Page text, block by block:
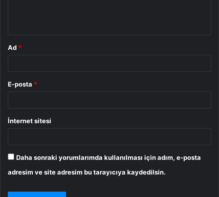
Ad *
E-posta *
İnternet sitesi
Daha sonraki yorumlarımda kullanılması için adım, e-posta
adresim ve site adresim bu tarayıcıya kaydedilsin.